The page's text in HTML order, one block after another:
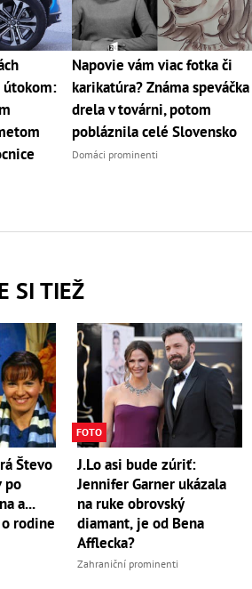
útokom:
Napovie vám viac fotka či
karikatúra? Známa speváčka
drela v továrni, potom
pobláznila celé Slovensko
Domáci prominenti
SI TIEŽ
Števo
po
a...
rodine
FOTO
J.Lo asi bude zúriť:
Jennifer Garner ukázala
na ruke obrovský
diamant, je od Bena
Afflecka?
Zahraniční prominenti